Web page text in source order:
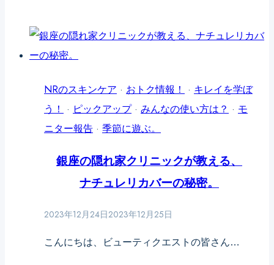
流
ク」
@cosme
で
行
販
売
定！
容
リ
ク
ス
な
NRのスキンケア · おトク情報！ · キレイを学ぼ
う！ · ピックアップ· みんなの使い方は？ · モ
ニター報告 · 季節に遊ぶ。
銀座の隠れ家クリニックが教える、
ナチュレリカバーの秘密。
2023年12月24日2023年12月25日
こんにちは、ビューティクエストの皆さん…